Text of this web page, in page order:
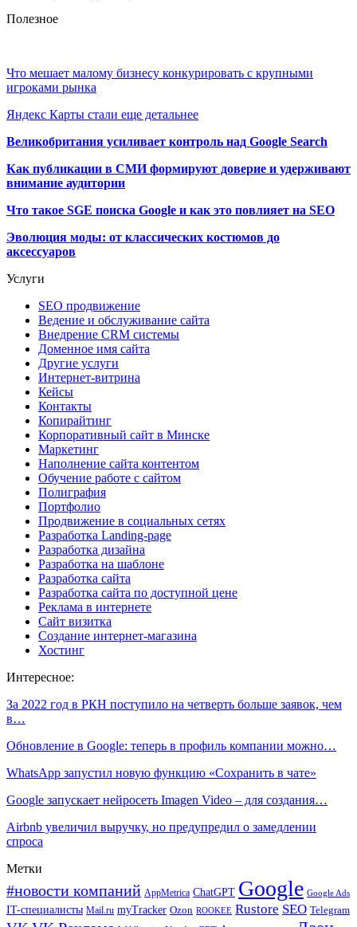
Полезное
Что мешает малому бизнесу конкурировать с крупными
игроками рынка
Яндекс Карты стали еще детальнее
Великобритания усиливает контроль над Google Search
Как публикации в СМИ формируют доверие и удерживают
внимание аудитории
Что такое SGE поиска Google и как это повлияет на SEO
Эволюция моды: от классических костюмов до
аксессуаров
Услуги
SEO продвижение
Ведение и обслуживание сайта
Внедрение CRM системы
Доменное имя сайта
Другие услуги
Интернет-витрина
Кейсы
Контакты
Копирайтинг
Корпоративный сайт в Минске
Маркетинг
Наполнение сайта контентом
Обучение работе с сайтом
Полиграфия
Портфолио
Продвижение в социальных сетях
Разработка Landing-page
Разработка дизайна
Разработка на шаблоне
Разработка сайта
Разработка сайта по доступной цене
Реклама в интернете
Сайт визитка
Создание интернет-магазина
Хостинг
Интересное:
За 2022 год в РКН поступило на четверть больше заявок, чем
в…
Обновление в Google: теперь в профиль компании можно…
WhatsApp запустил новую функцию «Сохранить в чате»
Google запускает нейросеть Imagen Video – для создания…
Airbnb увеличил выручку, но предупредил о замедлении
спроса
Метки
#новости компаний AppMetrica ChatGPT Google Google Ads
IT-специалисты Mail.ru myTracker Ozon ROOKEE Rustore SEO Telegram